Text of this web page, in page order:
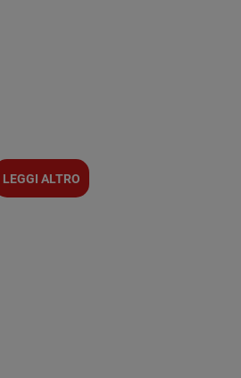
attraverso il disegno infantile
LEGGI ALTRO